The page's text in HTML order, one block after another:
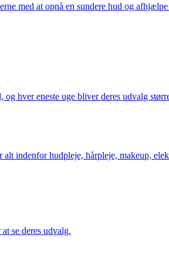
med at opnå en sundere hud og
hver eneste uge bliver deres udvalg
indenfor hudpleje, hårpleje, makeup,
se deres udvalg.